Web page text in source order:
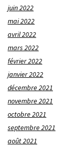
juin 2022
mai 2022
avril 2022
mars 2022
février 2022
janvier 2022
décembre 2021
novembre 2021
octobre 2021
septembre 2021
août 2021